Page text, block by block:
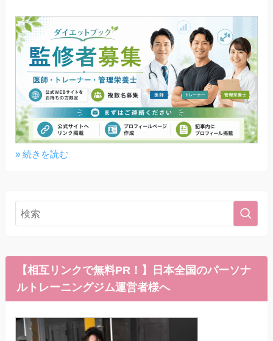
» 続きを読む
【相互リンクで無料PR！】日本全国のパーソナ
ルトレーニングジム運営者様へ